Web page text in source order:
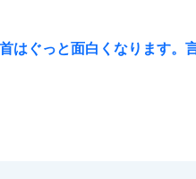
ぐっと面白くなります。